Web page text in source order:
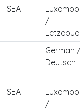
SEA
/
German /
Deutsch
SEA
/